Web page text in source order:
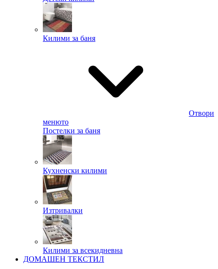
Килими за баня
Отвори
менюто
Постелки за баня
Кухненски килими
Изтривалки
Килими за всекидневна
ДОМАШЕН ТЕКСТИЛ